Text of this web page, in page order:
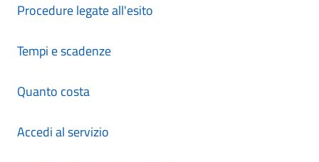
Procedure legate all'esito
Tempi e scadenze
Quanto costa
Accedi al servizio